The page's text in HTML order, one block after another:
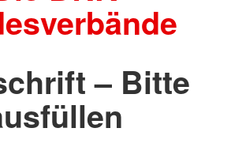
– Bitte